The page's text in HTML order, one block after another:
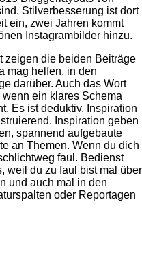
Stilverbesserung ist dort
ein, zwei Jahren kommt
Instagrambilder hinzu.
zeigen die beiden Beiträge
mag helfen, in den
darüber. Auch das Wort
wenn ein klares Schema
Es ist deduktiv. Inspiration
Inspiration geben
spannend aufgebaute
an Themen. Wenn du dich
faul. Bedienst
weil du zu faul bist mal über
und auch mal in den
oder Reportagen